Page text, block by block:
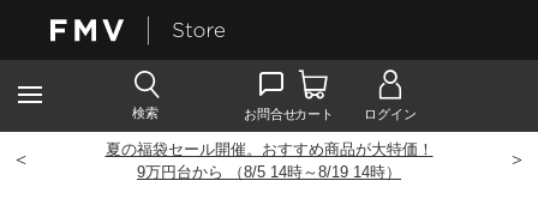
夏の福袋セール開催。おすすめ商品が大特価！
9万円台から （8/5 14時～8/19 14時）
< >